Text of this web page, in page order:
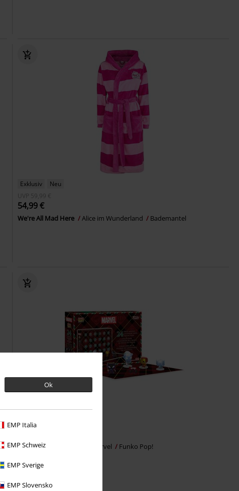
Ok
EMP Italia
EMP Schweiz
EMP Sverige
EMP Slovensko
Exklusiv
Neu
UVP
59,99 €
54,99 €
We're All Mad Here Alice im Wunderland Bademantel
Neu
UVP50,00 €
Adventskalender 2026 Marvel Funko Pop!